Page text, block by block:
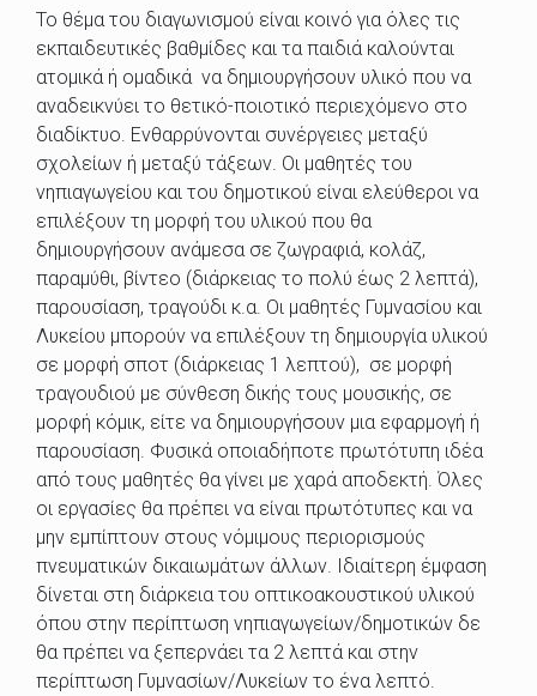
Το θέμα του διαγωνισμού είναι κοινό για όλες τις
εκπαιδευτικές βαθμίδες και τα παιδιά καλούνται
ατομικά ή ομαδικά να δημιουργήσουν υλικό που να
αναδεικνύει το θετικό-ποιοτικό περιεχόμενο στο
διαδίκτυο. Ενθαρρύνονται συνέργειες μεταξύ
σχολείων ή μεταξύ τάξεων. Οι μαθητές του
νηπιαγωγείου και του δημοτικού είναι ελεύθεροι να
επιλέξουν τη μορφή του υλικού που θα
δημιουργήσουν ανάμεσα σε ζωγραφιά, κολάζ,
παραμύθι, βίντεο (διάρκειας το πολύ έως 2 λεπτά),
παρουσίαση, τραγούδι κ.α. Οι μαθητές Γυμνασίου και
Λυκείου μπορούν να επιλέξουν τη δημιουργία υλικού
σε μορφή σποτ (διάρκειας 1 λεπτού), σε μορφή
τραγουδιού με σύνθεση δικής τους μουσικής, σε
μορφή κόμικ, είτε να δημιουργήσουν μια εφαρμογή ή
παρουσίαση. Φυσικά οποιαδήποτε πρωτότυπη ιδέα
από τους μαθητές θα γίνει με χαρά αποδεκτή. Όλες
οι εργασίες θα πρέπει να είναι πρωτότυπες και να
μην εμπίπτουν στους νόμιμους περιορισμούς
πνευματικών δικαιωμάτων άλλων. Ιδιαίτερη έμφαση
δίνεται στη διάρκεια του οπτικοακουστικού υλικού
όπου στην περίπτωση νηπιαγωγείων/δημοτικών δε
θα πρέπει να ξεπερνάει τα 2 λεπτά και στην
περίπτωση Γυμνασίων/Λυκείων το ένα λεπτό.